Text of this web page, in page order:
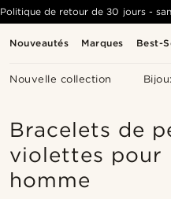
Nouveautés Marques Best-
Nouvelle collection
Politique de retour de 30 jours -
Bracelets de
violettes pour
homme